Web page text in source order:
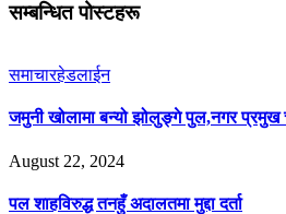
सम्बन्धित पोस्टहरू
समाचारहेडलाईन
जमुनी खोलामा बन्यो झोलुङ्गे पुल,नगर प्रमुख
August 22, 2024
पल शाहविरुद्ध तनहुँ अदालतमा मुद्दा दर्ता